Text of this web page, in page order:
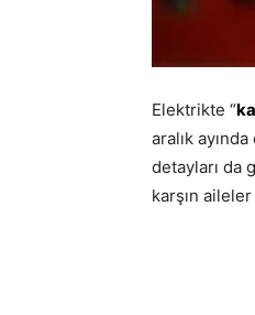
Elektrikte “
aralık
detayları da
karşın